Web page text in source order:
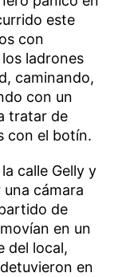
este
con
ladrones
caminando,
con un
tratar de
con el botín.
calle Gelly y
cámara
de
en un
del local,
en